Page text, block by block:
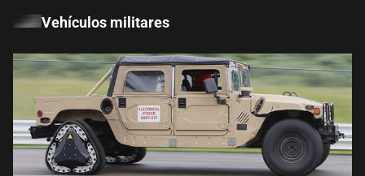
Vehículos militares